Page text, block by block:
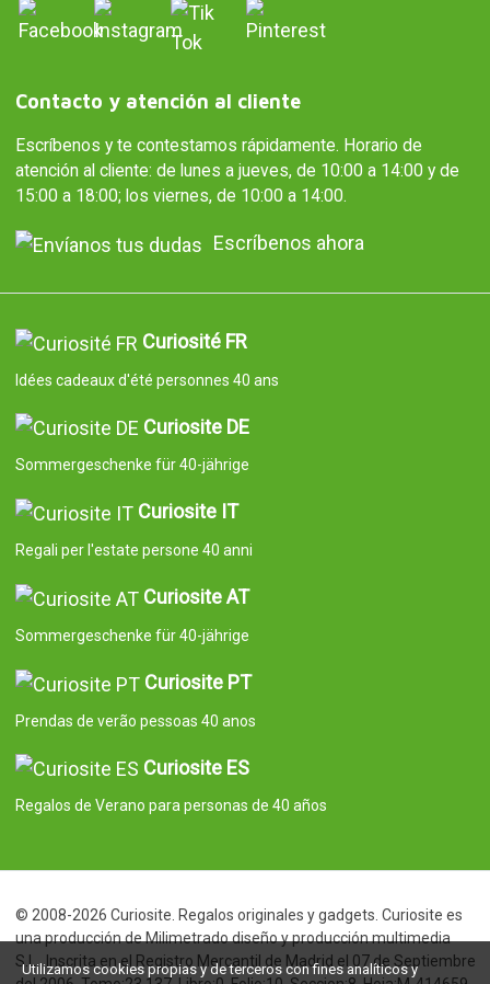
Contacto y atención al cliente
Escríbenos y te contestamos rápidamente. Horario de
atención al cliente: de lunes a jueves, de 10:00 a 14:00 y de
15:00 a 18:00; los viernes, de 10:00 a 14:00.
Escríbenos ahora
Curiosité FR
Idées cadeaux d'été personnes 40 ans
Curiosite DE
Sommergeschenke für 40-jährige
Curiosite IT
Regali per l'estate persone 40 anni
Curiosite AT
Sommergeschenke für 40-jährige
Curiosite PT
Prendas de verão pessoas 40 anos
Curiosite ES
Regalos de Verano para personas de 40 años
© 2008-2026 Curiosite. Regalos originales y gadgets. Curiosite es
una producción de Milimetrado diseño y producción multimedia
S.L.. Inscrita en el Registro Mercantil de Madrid el 07 de Septiembre
Utilizamos cookies propias y de terceros con fines analíticos y